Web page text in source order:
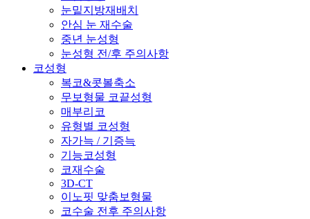
눈밑지방재배치
안심 눈 재수술
중년 눈성형
눈성형 전/후 주의사항
코성형
복코&콧볼축소
무보형물 코끝성형
매부리코
유형별 코성형
자가늑 / 기증늑
기능코성형
코재수술
3D-CT
이노핏 맞춤보형물
코수술 전후 주의사항